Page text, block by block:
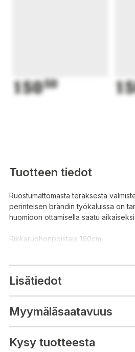
15050
Tuotteen tiedot
Ruostumattomasta teräksestä
perinteisen brändin työkaluissa on
huomioon ottamisella saatu
Rikkaruohonpoistaja 160cm
Lisätiedot
Myymäläsaatavuus
Kysy tuotteesta